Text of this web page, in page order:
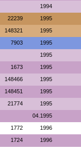
1994
22239 1995
148321 1995
7903 1995
1995
1673 1995
148466 1995
148451 1995
21774 1995
04.1995
1772 1996
1724 1996